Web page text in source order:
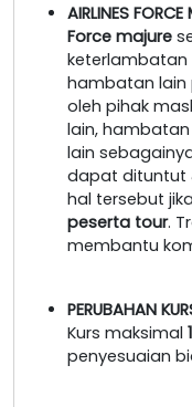
AIRLINES FORCE
Force majure
hambatan lain
oleh pihak
lain,
lain
dapat dituntut
hal tersebut
peserta tour.
membantu
PERUBAHAN
Kurs maksimal
penyesuaian